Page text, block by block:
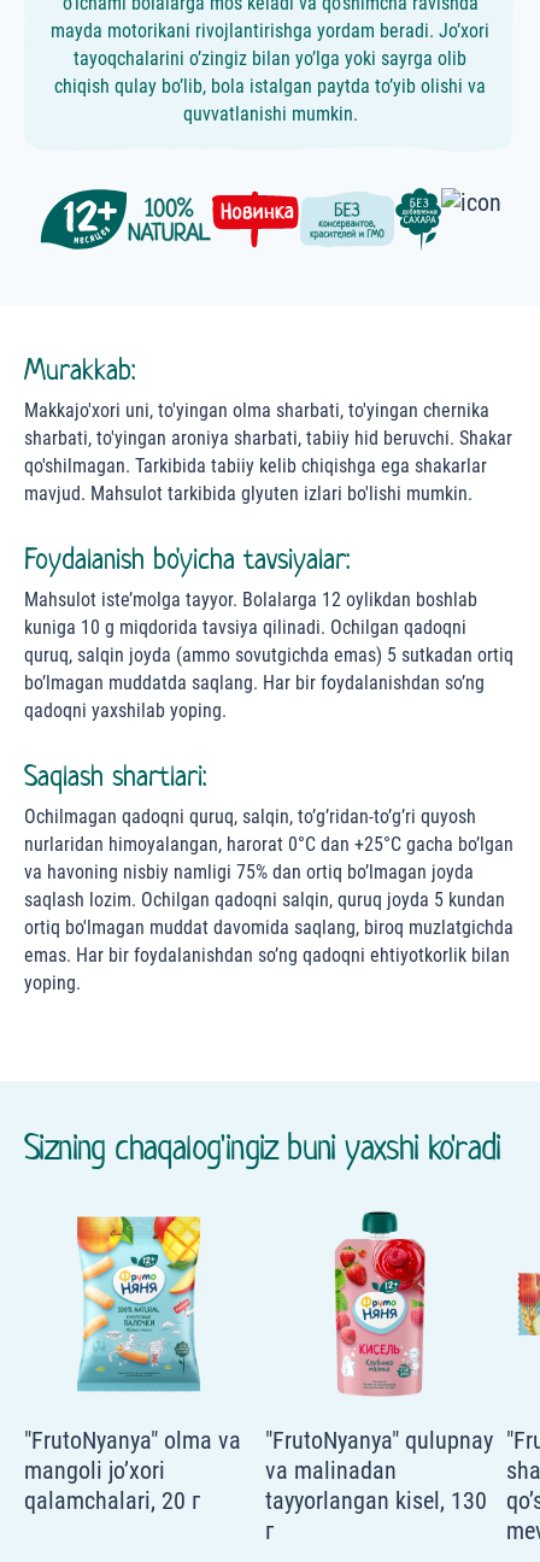
mayda motorikani rivojlantirishga yordam beradi. Jo’xori
tayoqchalarini o’zingiz bilan yo’lga yoki sayrga olib
chiqish qulay bo’lib, bola istalgan paytda to’yib olishi va
quvvatlanishi mumkin.
Murakkab:
Makkajo'xori uni, to'yingan olma sharbati, to'yingan chernika
sharbati, to'yingan aroniya sharbati, tabiiy hid beruvchi. Shakar
qo'shilmagan. Tarkibida tabiiy kelib chiqishga ega shakarlar
mavjud. Mahsulot tarkibida glyuten izlari bo'lishi mumkin.
Foydalanish bo'yicha tavsiyalar:
Mahsulot iste’molga tayyor. Bolalarga 12 oylikdan boshlab
kuniga 10 g miqdorida tavsiya qilinadi. Ochilgan qadoqni
quruq, salqin joyda (ammo sovutgichda emas) 5 sutkadan ortiq
bo’lmagan muddatda saqlang. Har bir foydalanishdan so’ng
qadoqni yaxshilab yoping.
Saqlash shartlari:
Ochilmagan qadoqni quruq, salqin, to’g’ridan-to’g’ri quyosh
nurlaridan himoyalangan, harorat 0°С dan +25°С gacha bo’lgan
va havoning nisbiy namligi 75% dan ortiq bo’lmagan joyda
saqlash lozim. Ochilgan qadoqni salqin, quruq joyda 5 kundan
ortiq bo'lmagan muddat davomida saqlang, biroq muzlatgichda
emas. Har bir foydalanishdan so’ng qadoqni ehtiyotkorlik bilan
yoping.
Sizning chaqalog'ingiz buni yaxshi ko'radi
"FrutoNyanya" olma va
mangoli jo’xori
qalamchalari, 20 г
"FrutoNyanya" qulupnay
va malinadan
tayyorlangan kisel, 130
г